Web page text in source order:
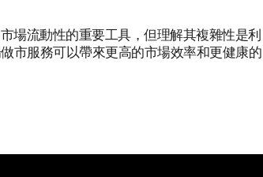
場流動性的重要工具，但理解其複雜性是利
市服務可以帶來更高的市場效率和更健康的